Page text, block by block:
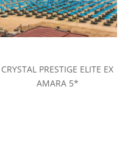
CRYSTAL PRESTIGE ELITE EX
AMARA 5*